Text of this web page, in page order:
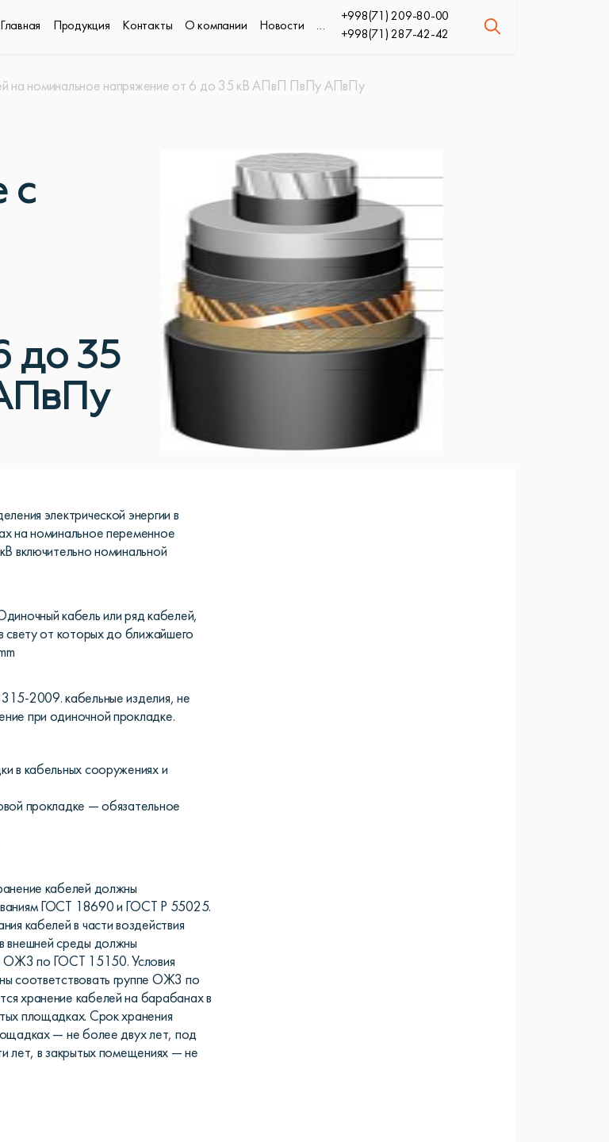
Главная Продукция Контакты О компании Новости …
+998(71) 209-80-00
+998(71) 287-42-42
на номинальное напряжение от 6 до 35 кВ АПвП ПвПу АПвПу
с
до 35
электрической энергии в
на номинальное переменное
включительно номинальной
кабель или ряд кабелей,
свету от которых до ближайшего
2009. кабельные изделия, не
при одиночной прокладке.
в кабельных сооружениях и
прокладке — обязательное
кабелей должны
ГОСТ 18690 и ГОСТ Р 55025.
кабелей в части воздействия
внешней среды должны
ОЖ3 по ГОСТ 15150. Условия
соответствовать группе ОЖ3 по
хранение кабелей на барабанах в
площадках. Срок хранения
— не более двух лет, под
лет, в закрытых помещениях — не